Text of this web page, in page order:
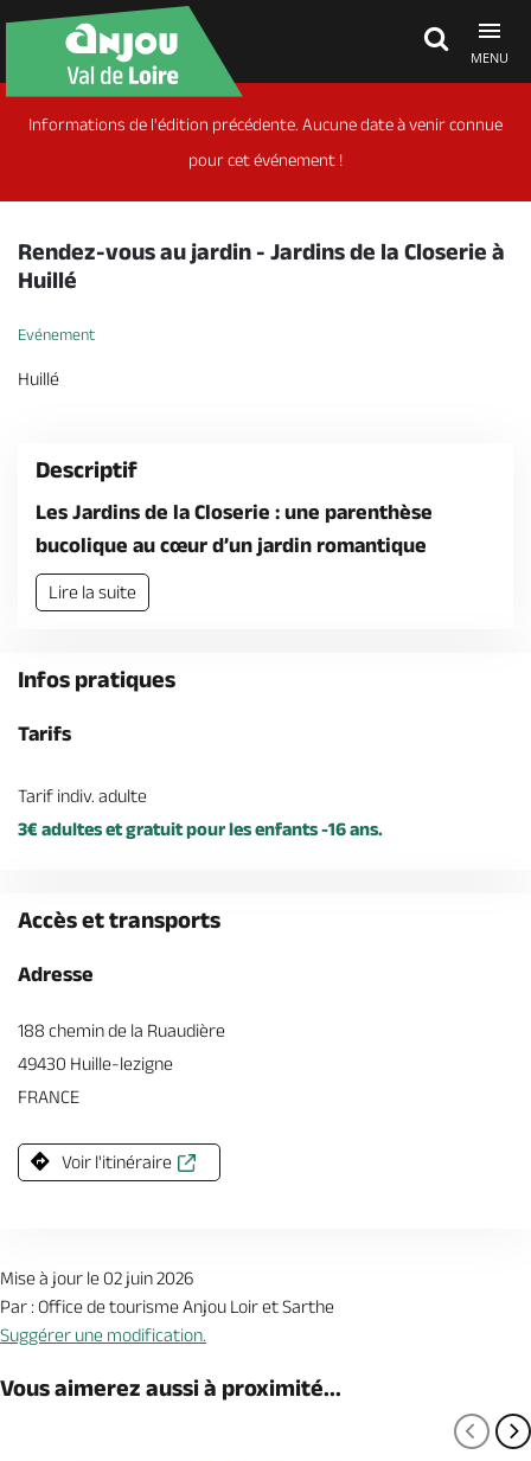
MENU
Découvrir
Dormir, manger
Séjours, cadeaux
Billetterie en ligne
Informations de l'édition précédente. Aucune date à venir connue
pour cet événement !
Rendez-vous au jardin - Jardins de la Closerie à
Huillé
Evénement
Huillé
Descriptif
Les Jardins de la Closerie : une parenthèse
bucolique au cœur d’un jardin romantique
Lire la suite
Infos pratiques
Tarifs
Tarif indiv. adulte
3€ adultes et gratuit pour les enfants -16 ans.
Accès et transports
Adresse
188 chemin de la Ruaudière
49430 Huille-lezigne
FRANCE
Voir l'itinéraire
Mise à jour le 02 juin 2026
Par : Office de tourisme Anjou Loir et Sarthe
Suggérer une modification.
Vous aimerez aussi à proximité...